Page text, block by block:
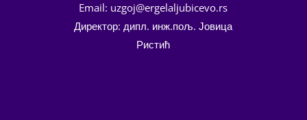
Email: uzgoj@ergelaljubicevo.rs
Директор: дипл. инж.пољ. Јовица
Ристић